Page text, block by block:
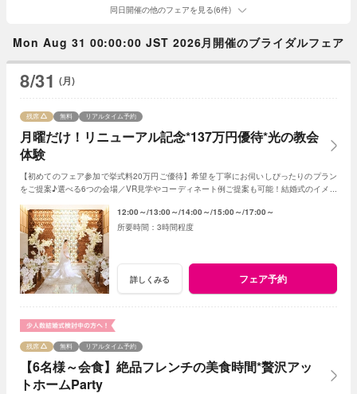
同日開催の他のフェアを見る(6件)
Mon Aug 31 00:00:00 JST 2026月開催のブライダルフェア
8/31 (月)
月曜だけ！リニューアル記念*137万円優待*光の教会
体験
残席 無料 リアルタイム予約
【初めてのフェア参加で挙式料20万円ご優待】希望を丁寧にお伺いしぴったりのプラン
をご提案♪選べる6つの会場／VR見学やコーディネート例ご提案も可能！結婚式のイメー
12:00～ 13:00～ 14:00～ 15:00～ 17:00～
3時間程度
詳しくみる フェア予約
【6名様～会食】絶品フレンチの美食時間*贅沢アッ
トホームParty
残席 無料 リアルタイム予約